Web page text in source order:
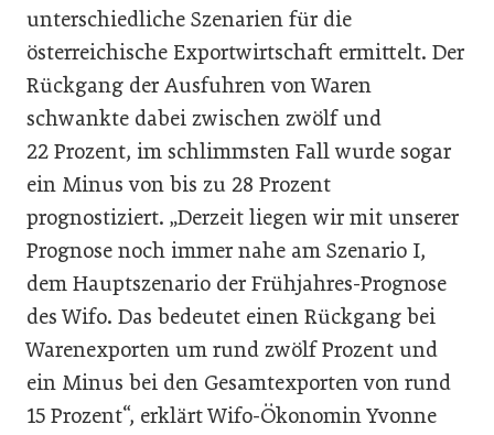
unterschiedliche Szenarien für die
österreichische Exportwirtschaft ermittelt. Der
Rückgang der Ausfuhren von Waren
schwankte dabei zwischen zwölf und
22 Prozent, im schlimmsten Fall wurde sogar
ein Minus von bis zu 28 Prozent
prognostiziert. „Derzeit liegen wir mit unserer
Prognose noch immer nahe am Szenario I,
dem Hauptszenario der Frühjahres-Prognose
des Wifo. Das bedeutet einen Rückgang bei
Warenexporten um rund zwölf Prozent und
ein Minus bei den Gesamtexporten von rund
15 Prozent“, erklärt Wifo-Ökonomin Yvonne